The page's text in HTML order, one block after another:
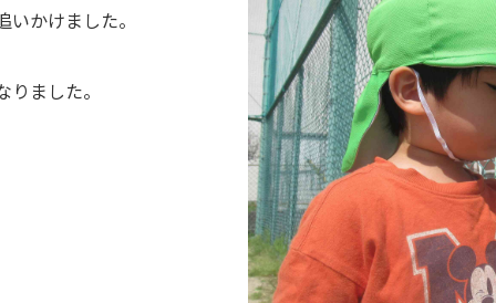
かけました。
ました。